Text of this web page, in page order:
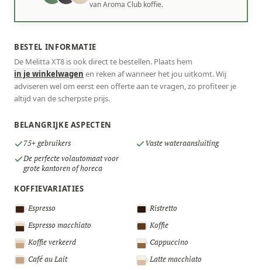
van Aroma Club koffie.
BESTEL INFORMATIE
De Melitta XT8 is ook direct te bestellen. Plaats hem
in je winkelwagen en reken af wanneer het jou uitkomt. Wij
adviseren wel om eerst een offerte aan te vragen, zo profiteer je
altijd van de scherpste prijs.
BELANGRIJKE ASPECTEN
75+ gebruikers
Vaste wateraansluiting
De perfecte volautomaat voor
grote kantoren of horeca
KOFFIEVARIATIES
Espresso
Ristretto
Espresso macchiato
Koffie
Koffie verkeerd
Cappuccino
Café au Lait
Latte macchiato